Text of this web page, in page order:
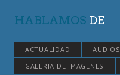
HABLAMOS DE
ACTUALIDAD AUDIOS
GALERÍA DE IMÁGENES